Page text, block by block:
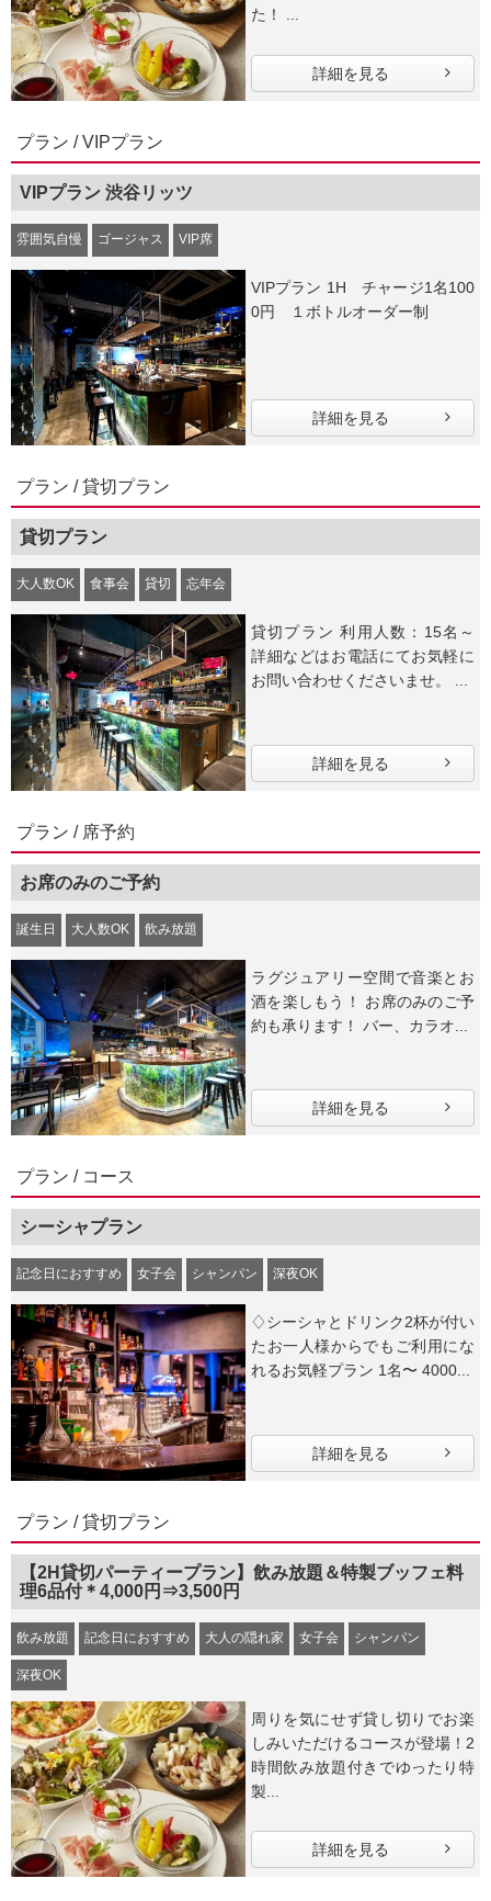
た！ ...
詳細を見る
プラン / VIPプラン
VIPプラン 渋谷リッツ
雰囲気自慢 ゴージャス VIP席
VIPプラン 1H チャージ1名100
0円 １ボトルオーダー制
詳細を見る
プラン / 貸切プラン
貸切プラン
大人数OK 食事会 貸切 忘年会
貸切プラン 利用人数：15名～
詳細などはお電話にてお気軽に
詳細を見る
プラン / 席予約
お席のみのご予約
誕生日 大人数OK 飲み放題
ラグジュアリー空間で音楽とお
酒を楽しもう！ お席のみのご予
約も承ります！ バー、カラオ...
詳細を見る
プラン / コース
シーシャプラン
記念日におすすめ 女子会 シャンパン 深夜OK
♢シーシャとドリンク2杯が付い
たお一人様からでもご利用にな
れるお気軽プラン 1名〜 4000...
詳細を見る
プラン / 貸切プラン
【2H貸切パーティープラン】飲み放題＆特製ブッフェ料
理6品付＊4,000円⇒3,500円
飲み放題 記念日におすすめ 大人の隠れ家 女子会 シャンパン
深夜OK
周りを気にせず貸し切りでお楽
しみいただけるコースが登場！2
時間飲み放題付きでゆったり特
製...
詳細を見る